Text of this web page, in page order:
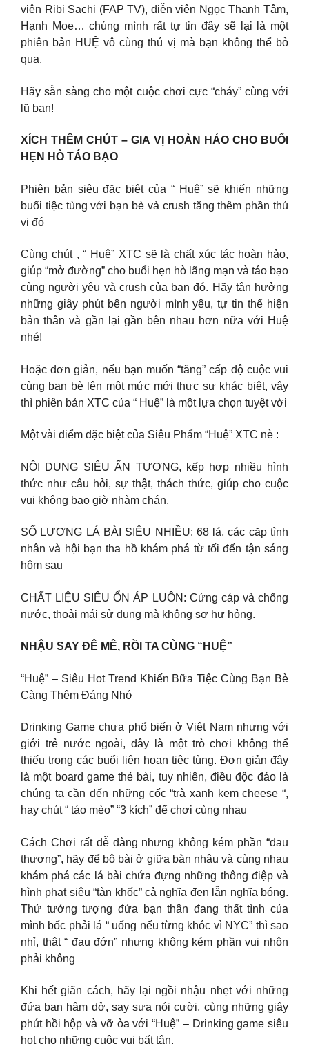
viên Ribi Sachi (FAP TV), diễn viên Ngọc Thanh Tâm,
Hạnh Moe… chúng mình rất tự tin đây sẽ lại là một
phiên bản HUỆ vô cùng thú vị mà bạn không thể bỏ
qua.
Hãy sẵn sàng cho một cuộc chơi cực “cháy” cùng với
lũ bạn!
XÍCH THÊM CHÚT – GIA VỊ HOÀN HẢO CHO BUỔI
HẸN HÒ TÁO BẠO
Phiên bản siêu đặc biệt của “ Huệ” sẽ khiến những
buổi tiệc tùng với bạn bè và crush tăng thêm phần thú
vị đó
Cùng chút , “ Huệ” XTC sẽ là chất xúc tác hoàn hảo,
giúp “mở đường” cho buổi hẹn hò lãng mạn và táo bạo
cùng người yêu và crush của bạn đó. Hãy tận hưởng
những giây phút bên người mình yêu, tự tin thể hiện
bản thân và gần lại gần bên nhau hơn nữa với Huệ
nhé!
Hoặc đơn giản, nếu bạn muốn “tăng” cấp độ cuộc vui
cùng bạn bè lên một mức mới thực sự khác biệt, vậy
thì phiên bản XTC của “ Huệ” là một lựa chọn tuyệt vời
Một vài điểm đặc biệt của Siêu Phẩm “Huệ” XTC nè :
NỘI DUNG SIÊU ẤN TƯỢNG, kếp hợp nhiều hình
thức như câu hỏi, sự thật, thách thức, giúp cho cuộc
vui không bao giờ nhàm chán.
SỐ LƯỢNG LÁ BÀI SIÊU NHIỀU: 68 lá, các cặp tình
nhân và hội bạn tha hồ khám phá từ tối đến tận sáng
hôm sau
CHẤT LIỆU SIÊU ỔN ÁP LUÔN: Cứng cáp và chống
nước, thoải mái sử dụng mà không sợ hư hỏng.
NHẬU SAY ĐÊ MÊ, RỒI TA CÙNG “HUỆ”
“Huệ” – Siêu Hot Trend Khiến Bữa Tiệc Cùng Bạn Bè
Càng Thêm Đáng Nhớ
Drinking Game chưa phổ biến ở Việt Nam nhưng với
giới trẻ nước ngoài, đây là một trò chơi không thể
thiếu trong các buổi liên hoan tiệc tùng. Đơn giản đây
là một board game thẻ bài, tuy nhiên, điều độc đáo là
chúng ta cần đến những cốc “trà xanh kem cheese “,
hay chút “ táo mèo” “3 kích” để chơi cùng nhau
Cách Chơi rất dễ dàng nhưng không kém phần “đau
thương”, hãy để bộ bài ở giữa bàn nhậu và cùng nhau
khám phá các lá bài chứa đựng những thông điệp và
hình phạt siêu “tàn khốc” cả nghĩa đen lẫn nghĩa bóng.
Thử tưởng tượng đứa bạn thân đang thất tình của
mình bốc phải lá “ uống nếu từng khóc vì NYC” thì sao
nhỉ, thật “ đau đớn” nhưng không kém phần vui nhộn
phải không
Khi hết giãn cách, hãy lại ngồi nhậu nhẹt với những
đứa bạn hâm dở, say sưa nói cười, cùng những giây
phút hồi hộp và vỡ òa với “Huệ” – Drinking game siêu
hot cho những cuộc vui bất tận.